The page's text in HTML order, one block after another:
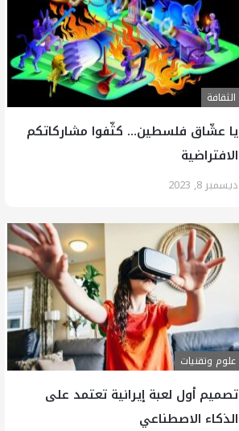
الثقافة
يا عشّاق فلسطين… كثّفوا مشاركاتكم
الافتراضية
ديسمبر 8, 2023
علوم وتقنيات
تصميم أول لعبة إيرانية تعتمد على
الذكاء الاصطناعي